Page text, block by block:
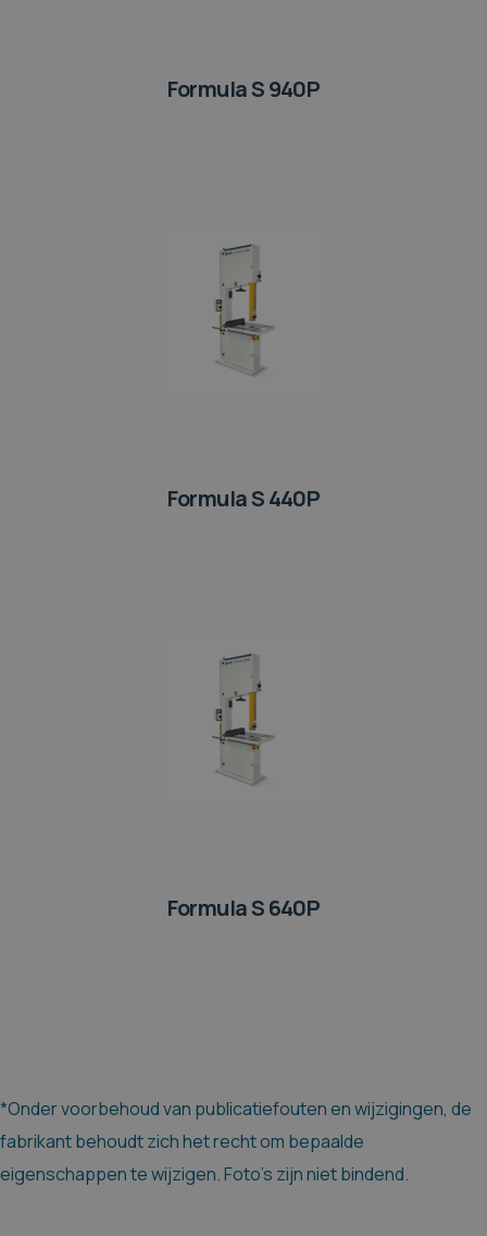
Formula S 940P
Formula S 440P
Formula S 640P
*Onder voorbehoud van publicatiefouten en wijzigingen, de
fabrikant behoudt zich het recht om bepaalde
eigenschappen te wijzigen. Foto's zijn niet bindend.